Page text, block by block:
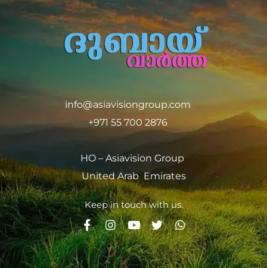
info@asiavisiongroup.com
+971 55 700 2876
HO – Asiavision Group
United Arab Emirates
Keep in touch with us.